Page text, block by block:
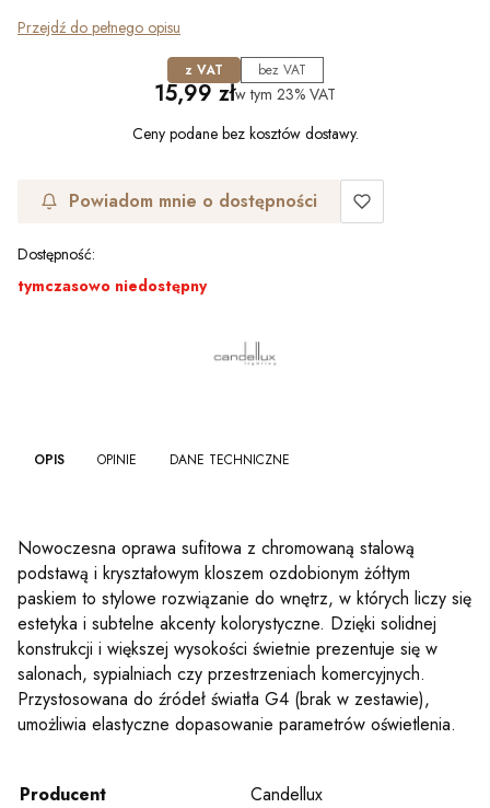
Przejdź do pełnego opisu
z VAT bez VAT
Cena
15,99 złw tym 23% VAT
Ceny podane bez kosztów dostawy.
Powiadom mnie o dostępności
Dostępność:
tymczasowo niedostępny
OPIS OPINIE DANE TECHNICZNE
Nowoczesna oprawa sufitowa z chromowaną stalową
podstawą i kryształowym kloszem ozdobionym żółtym
paskiem to stylowe rozwiązanie do wnętrz, w których liczy się
estetyka i subtelne akcenty kolorystyczne. Dzięki solidnej
konstrukcji i większej wysokości świetnie prezentuje się w
salonach, sypialniach czy przestrzeniach komercyjnych.
Przystosowana do źródeł światła G4 (brak w zestawie),
umożliwia elastyczne dopasowanie parametrów oświetlenia.
Producent
Candellux